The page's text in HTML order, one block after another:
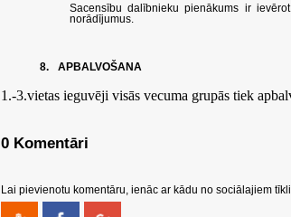
Sacensību dalībnieku pienākums ir
norādījumus.
8. APBALVOŠANA
1.-3.vietas ieguvēji visās vecuma grupās tiek
0 Komentāri
Lai pievienotu komentāru, ienāc ar kādu no sociālajiem